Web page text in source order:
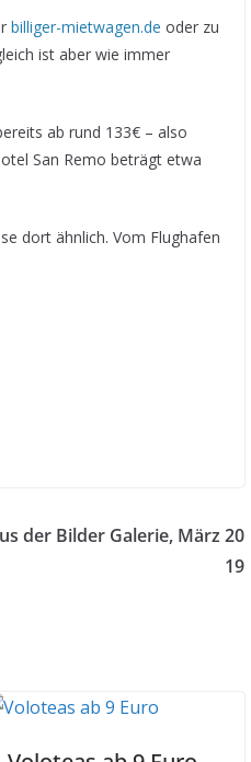
billiger-mietwagen.de oder zu
ist aber wie immer
ab rund 133€ – also
San Remo beträgt etwa
dort ähnlich. Vom Flughafen
der Bilder Galerie, März 20
19